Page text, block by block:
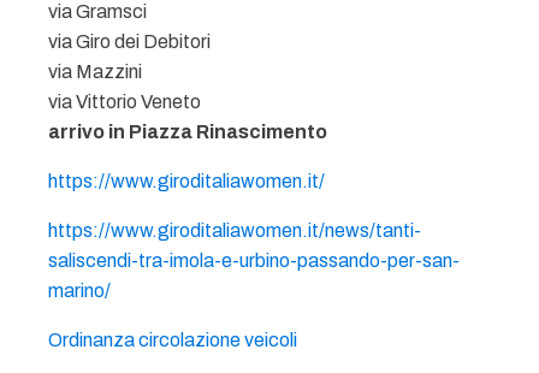
via Gramsci
via Giro dei Debitori
via Mazzini
via Vittorio Veneto
arrivo in Piazza Rinascimento
https://www.giroditaliawomen.it/
https://www.giroditaliawomen.it/news/tanti-
saliscendi-tra-imola-e-urbino-passando-per-san-
marino/
Ordinanza circolazione veicoli